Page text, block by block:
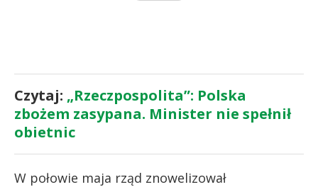
Czytaj: „Rzeczpospolita”: Polska
zbożem zasypana. Minister nie spełnił
obietnic
W połowie maja rząd znowelizował